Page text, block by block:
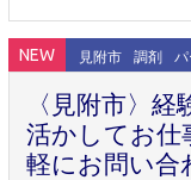
NEW 見附市 調剤 パ
〈見附市〉
活かしてお仕
軽にお問い合